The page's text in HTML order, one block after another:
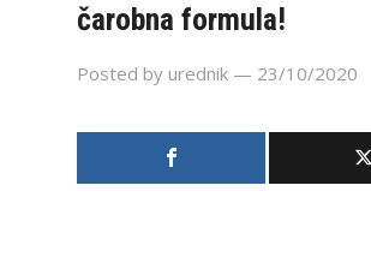
čarobna formula!
Posted by urednik — 23/10/2020